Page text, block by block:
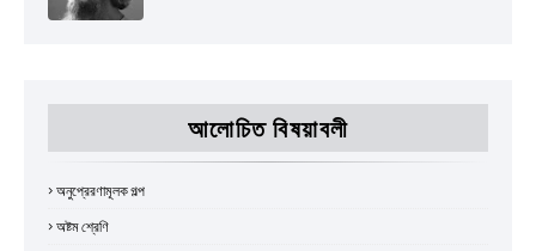
আলোচিত বিষয়াবলী
অনুপ্রেরণামূলক গল্প
অষ্টম শ্রেণি